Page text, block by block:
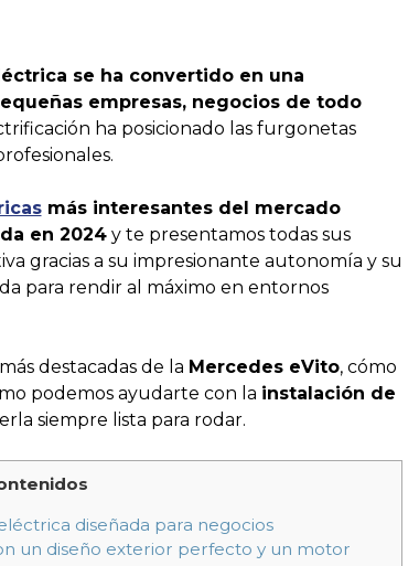
se ha convertido en una
empresas, negocios de todo
ha posicionado las furgonetas
más interesantes del mercado
en 2024y te presentamos todas sus
gracias a su impresionante autonomía y su
para rendir al máximo en entornos
destacadas de la Mercedes eVito, cómo
podemos ayudarte con la instalación de
siempre lista para rodar.
diseñada para negocios
un diseño exterior perfecto y un motor